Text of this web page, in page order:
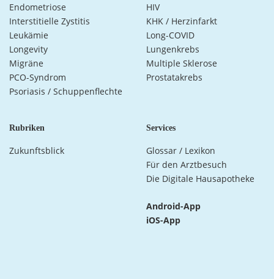
Endometriose
HIV
Interstitielle Zystitis
KHK / Herzinfarkt
Leukämie
Long-COVID
Longevity
Lungenkrebs
Migräne
Multiple Sklerose
PCO-Syndrom
Prostatakrebs
Psoriasis / Schuppenflechte
Rubriken
Zukunftsblick
Services
Glossar / Lexikon
Für den Arztbesuch
Die Digitale Hausapotheke
Android-App
iOS-App